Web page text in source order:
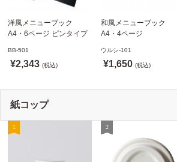
洋風メニューブック
A4・6ページ ピンタイプ
ニュー えいむ(Aim)【当日
発送可】
BB-501
¥2,343 (税込)
和風メニューブック
A4・4ページ
ウルシ-101 シンビ
(SHIMBI)【当日発送可】
ウルシ-101
¥1,650 (税込)
紙コップ